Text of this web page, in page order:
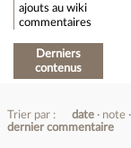
ajouts au wiki
commentaires
Derniers
contenus
Trier par : date note
dernier commentaire